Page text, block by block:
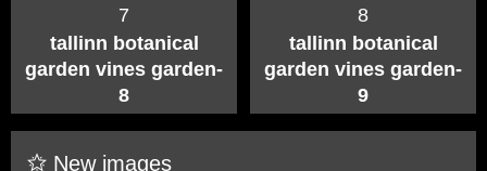
7
tallinn botanical
garden vines garden-
8
8
tallinn botanical
garden vines garden-
9
New images